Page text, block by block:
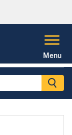
Menu